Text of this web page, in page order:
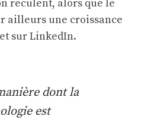
reculent, alors que le
ailleurs une croissance
sur LinkedIn.
dont la
est